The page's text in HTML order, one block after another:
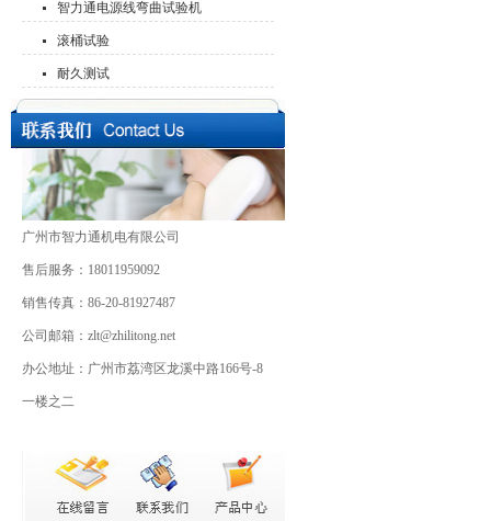
智力通电源线弯曲试验机
滚桶试验
耐久测试
广州市智力通机电有限公司
售后服务：18011959092
销售传真：86-20-81927487
公司邮箱：zlt@zhilitong.net
办公地址：广州市荔湾区龙溪中路166号-8
一楼之二